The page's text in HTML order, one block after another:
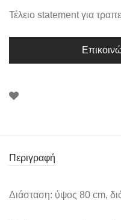
Τέλειο statement για
Περιγραφή
Διάσταση: ύψος 80 cm,